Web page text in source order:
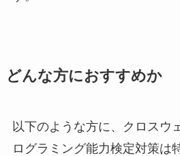
どんな方におすすめか
以下のような方に、クロスウ
ログラミング能力検定対策は